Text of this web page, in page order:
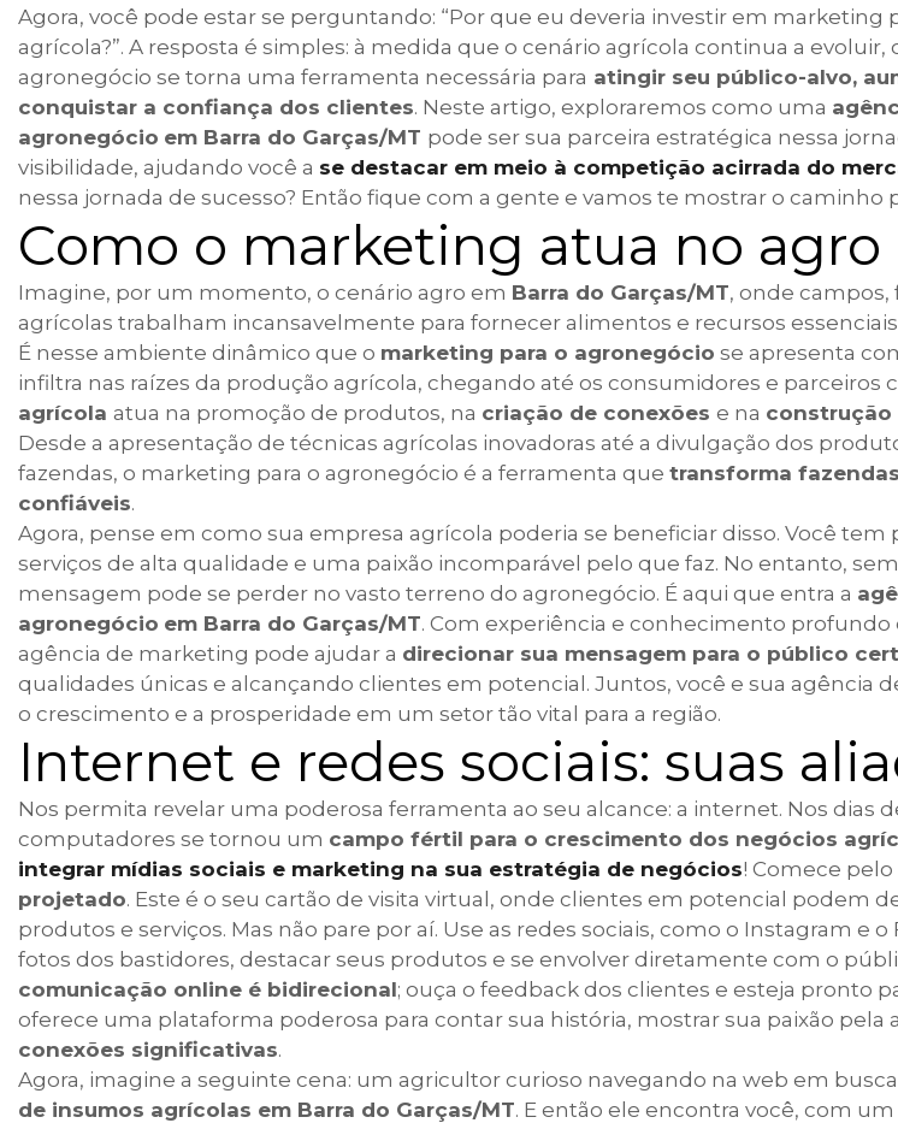
Agora, você pode estar se perguntando: “Por que eu deveria investir em marketing
agrícola?”. A resposta é simples: à medida que o cenário agrícola continua a evoluir,
agronegócio se torna uma ferramenta necessária para atingir seu público-alvo,
conquistar a confiança dos clientes. Neste artigo, exploraremos como uma
agronegócio em Barra do Garças/MT pode ser sua parceira estratégica nessa
visibilidade, ajudando você a se destacar em meio à competição acirrada do
nessa jornada de sucesso? Então fique com a gente e vamos te mostrar o caminho
Como o marketing atua no agro
Imagine, por um momento, o cenário agro em Barra do Garças/MT, onde campos,
agrícolas trabalham incansavelmente para fornecer alimentos e recursos essenciais
É nesse ambiente dinâmico que o marketing para o agronegócio se apresenta
infiltra nas raízes da produção agrícola, chegando até os consumidores e parceiros
agrícola atua na promoção de produtos, na criação de conexões e na construção
Desde a apresentação de técnicas agrícolas inovadoras até a divulgação dos
fazendas, o marketing para o agronegócio é a ferramenta que transforma
confiáveis.
Agora, pense em como sua empresa agrícola poderia se beneficiar disso. Você tem
serviços de alta qualidade e uma paixão incomparável pelo que faz. No entanto,
mensagem pode se perder no vasto terreno do agronegócio. É aqui que entra a
agronegócio em Barra do Garças/MT. Com experiência e conhecimento
agência de marketing pode ajudar a direcionar sua mensagem para o público
qualidades únicas e alcançando clientes em potencial. Juntos, você e sua agência
o crescimento e a prosperidade em um setor tão vital para a região.
Internet e redes sociais: suas
Nos permita revelar uma poderosa ferramenta ao seu alcance: a internet. Nos dias
computadores se tornou um campo fértil para o crescimento dos negócios
integrar mídias sociais e marketing na sua estratégia de negócios! Comece pelo
projetado. Este é o seu cartão de visita virtual, onde clientes em potencial podem
produtos e serviços. Mas não pare por aí. Use as redes sociais, como o Instagram e
fotos dos bastidores, destacar seus produtos e se envolver diretamente com o
comunicação online é bidirecional; ouça o feedback dos clientes e esteja pronto
oferece uma plataforma poderosa para contar sua história, mostrar sua paixão pela
conexões significativas.
Agora, imagine a seguinte cena: um agricultor curioso navegando na web em
de insumos agrícolas em Barra do Garças/MT. E então ele encontra você, com